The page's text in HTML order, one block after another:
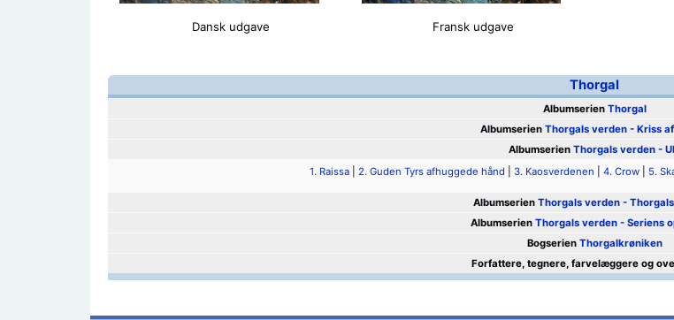
Dansk udgave Fransk udgave
Thorgal
Albumserien Thorgal
Albumserien Thorgals verden - Kriss
Albumserien Thorgals verden -
1. Raissa
2. Guden Tyrs afhuggede hånd 3. Kaosverdenen 4. Crow 5.
Albumserien Thorgals verden -
Albumserien Thorgals verden - Seriens
Bogserien Thorgalkrøniken
Forfattere, tegnere, farvelæggere og